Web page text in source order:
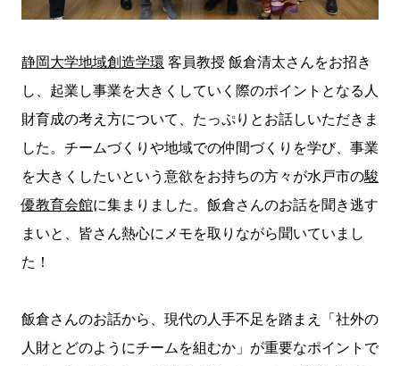
静岡大学地域創造学環 客員教授 飯倉清太さんをお招き
し、起業し事業を大きくしていく際のポイントとなる人
財育成の考え方について、たっぷりとお話しいただきま
した。チームづくりや地域での仲間づくりを学び、事業
を大きくしたいという意欲をお持ちの方々が水戸市の駿
優教育会館に集まりました。飯倉さんのお話を聞き逃す
まいと、皆さん熱心にメモを取りながら聞いていまし
た！
飯倉さんのお話から、現代の人手不足を踏まえ「社外の
人財とどのようにチームを組むか」が重要なポイントで